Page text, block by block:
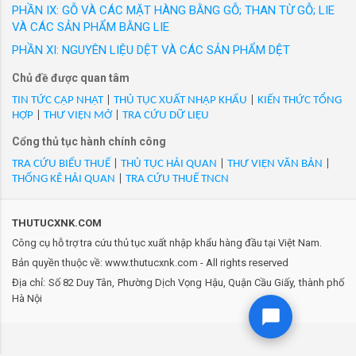
polyester, nhãn hiệu LEE, mới 100%/VN/XK
- Mã Hs 61142000: LE2601HZ62 - NBA25/260102 Áo Jacket từ
bông, dùng cho nữ giới, vải đệt kim thành phần 55% cotton 45%
- Mã Hs 61142000: LF10969/Áo kiểu nữ , hiệu: Lovers and
Friends, tên tiếng Anh: BRIELLA TOP, PO:SPRGT_LF-722,
100%/VN/XK
- Mã Hs 61142000: M262JSN02P-2/Áo ngủ dài cho bé gái (trên
86 cm) GIRL'S SLEEPING VEST, style no: M262JSN02P, tp chính:
COTTON 78POLYESTER 22. Mới 100%/VN/XK
- Mã Hs 61142000: M262UUN03P-2/Áo liền thân bé trai (trên 86
cm) BOY'S ROMPERS, style no: M262UUN03P, tp chính:
COTTON 78POLYESTER 22. Mới 100%/VN/XK
- Mã Hs 61142000: M262UUN15P-3/Áo liền thân bé gái (trên 86
cm) GIRL'S ROMPERS, style no: M262UUN15P, tp chính:
- Mã Hs 61142000: POLO-TALL-2026/Áo polo nam làm từ vải
đưa ra thị trường trong nước với các nhãn hiệu
được người tiêu dùng Việt Nam yêu thích. Hàng
loạt sản phẩm thời trang công sở cao cấp như
Classic, May10 Classic Suit... Thương hiệu
Veston và nhiều thương hiệu thời trang được
phát triển trong 20 năm qua của May 10 đ...
PHẦN IX: GỖ VÀ CÁC MẶT HÀNG BẰNG GỖ; THAN TỪ GỖ; LIE
VÀ CÁC SẢN PHẨM BẰNG LIE
PHẦN XI: NGUYÊN LIỆU DỆT VÀ CÁC SẢN PHẨM DỆT
Chủ đề được quan tâm
TIN TỨC CẬP NHẬT| THỦ TỤC XUẤT NHẬP KHẨU
KIẾN THỨC TỔNG
HỢP
THƯ VIỆN MỞ| TRA CỨU DỮ LIỆU
Cổng thủ tục hành chính công
TRA CỨU BIỂU THUẾ THỦ TỤC HẢI QUAN THƯ VIỆN VĂN BẢN
THỐNG KÊ HẢI QUAN
TRA CỨU THUẾ TNCN
THUTUCXNK.COM
Công cụ hỗ trợ tra cứu thủ tục xuất nhập khẩu hàng đầu tại Việt Nam.
Bản quyền thuộc về: www.thutucxnk.com - All rights reserved
Địa chỉ: Số 82 Duy Tân, Phường Dịch Vọng Hậu, Quận Cầu Giấy, thành phố
Hà Nội